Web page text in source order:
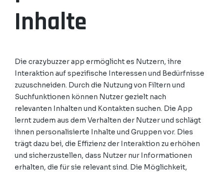
Inhalte
Die crazybuzzer app ermöglicht es Nutzern, ihre
Interaktion auf spezifische Interessen und Bedürfnisse
zuzuschneiden. Durch die Nutzung von Filtern und
Suchfunktionen können Nutzer gezielt nach
relevanten Inhalten und Kontakten suchen. Die App
lernt zudem aus dem Verhalten der Nutzer und schlägt
ihnen personalisierte Inhalte und Gruppen vor. Dies
trägt dazu bei, die Effizienz der Interaktion zu erhöhen
und sicherzustellen, dass Nutzer nur Informationen
erhalten, die für sie relevant sind. Die Möglichkeit,